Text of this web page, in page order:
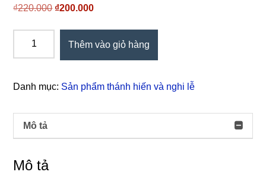
₫220.000 Giá
₫220.000.
₫200.000
là:
Chuỗi
cang
108
hạt
người
Thêm vào giỏ hàng
Danh mục: Sản phẩm thánh hiến và nghi lễ
Mô tả
Mô tả